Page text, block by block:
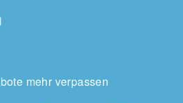
mehr verpassen